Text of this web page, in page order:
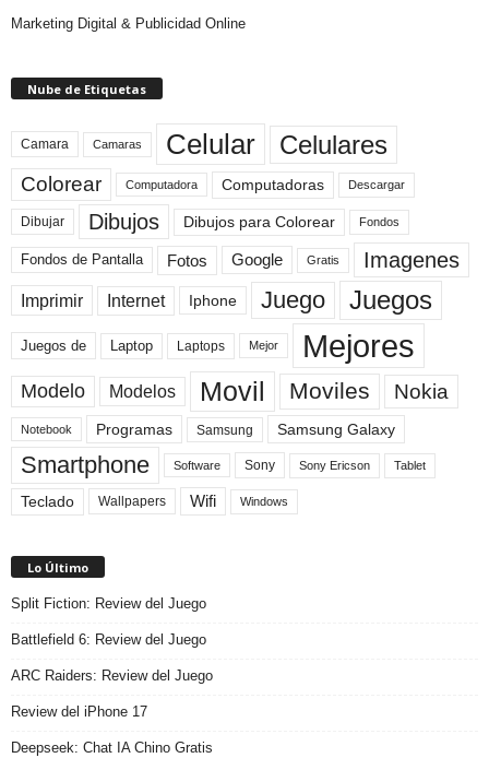
Marketing Digital & Publicidad Online
Nube de Etiquetas
Camara Camaras Celular Celulares
Colorear Computadora Computadoras Descargar
Dibujar Dibujos Dibujos para Colorear Fondos
Fondos de Pantalla Fotos Google Gratis Imagenes
Imprimir Internet Iphone Juego Juegos
Juegos de Laptop Laptops Mejor Mejores
Modelo Modelos Movil Moviles Nokia
Notebook Programas Samsung Samsung Galaxy
Smartphone Software Sony Sony Ericson Tablet
Teclado Wallpapers Wifi Windows
Lo Último
Split Fiction: Review del Juego
Battlefield 6: Review del Juego
ARC Raiders: Review del Juego
Review del iPhone 17
Deepseek: Chat IA Chino Gratis